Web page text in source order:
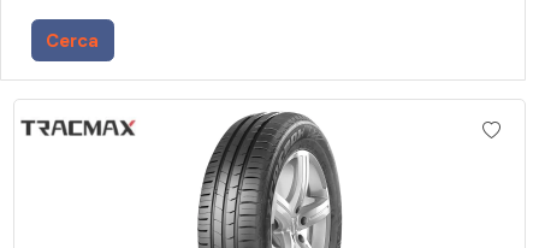
Cerca